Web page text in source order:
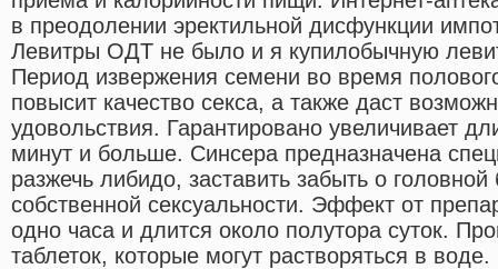
в преодолении эректильной дисфункции
Левитры ОДТ не было и я купилобычную
Период извержения семени во время
повысит качество секса, а также даст
удовольствия. Гарантировано увеличивает
минут и больше. Синсера предназначена
разжечь либидо, заставить забыть о
собственной сексуальности. Эффект от
одно часа и длится около полутора суток.
таблеток, которые могут растворяться в воде.